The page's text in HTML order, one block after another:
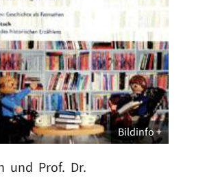
Bildinfo
und Prof. Dr.